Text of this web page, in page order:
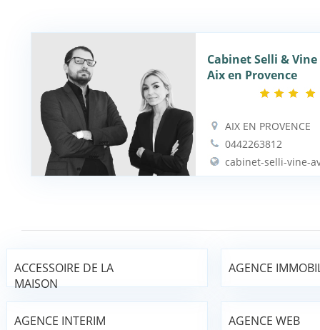
Cabinet Selli &
Aix en Provence
AIX EN PROVENCE
0442263812
cabinet-selli-vine-
ACCESSOIRE DE LA
MAISON
AGENCE
AGENCE INTERIM AGENCE WEB